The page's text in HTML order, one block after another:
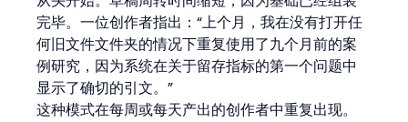
完毕。一位创作者指出：“上个月，我在没有打开任
何旧文件文件夹的情况下重复使用了九个月前的案
例研究，因为系统在关于留存指标的第一个问题中
显示了确切的引文。”
这种模式在每周或每天产出的创作者中重复出现。